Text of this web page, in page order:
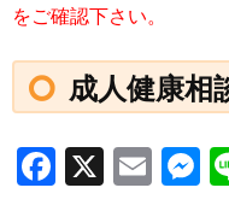
をご確認下さい。
成人健康相
F
X
E